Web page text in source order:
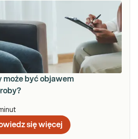
może być objawem
się więcej